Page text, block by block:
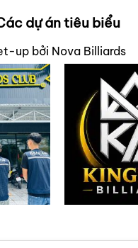
dự án tiêu biểu
up bởi Nova Billiards